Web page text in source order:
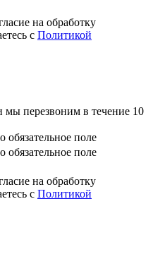
на обработку
с Политикой
мы перезвоним в течение 10
обязательное поле
обязательное поле
на обработку
с Политикой